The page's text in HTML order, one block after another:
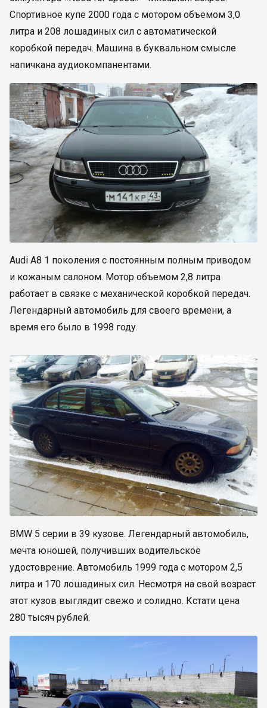
Спортивное купе 2000 года с мотором объемом 3,0
литра и 208 лошадиных сил с автоматической
коробкой передач. Машина в буквальном смысле
напичкана аудиокомпанентами.
Audi A8 1 поколения с постоянным полным приводом
и кожаным салоном. Мотор объемом 2,8 литра
работает в связке с механической коробкой передач.
Легендарный автомобиль для своего времени, а
время его было в 1998 году.
BMW 5 серии в 39 кузове. Легендарный автомобиль,
мечта юношей, получивших водительское
удостоврение. Автомобиль 1999 года с мотором 2,5
литра и 170 лошадиных сил. Несмотря на свой возраст
этот кузов выглядит свежо и солидно. Кстати цена
280 тысяч рублей.